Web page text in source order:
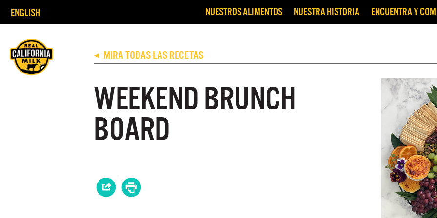
ENGLISH NUESTROS ALIMENTOS NUESTRA HISTORIA ENCUENTRA Y
◀ MIRA TODAS LAS RECETAS
WEEKEND BRUNCH
BOARD